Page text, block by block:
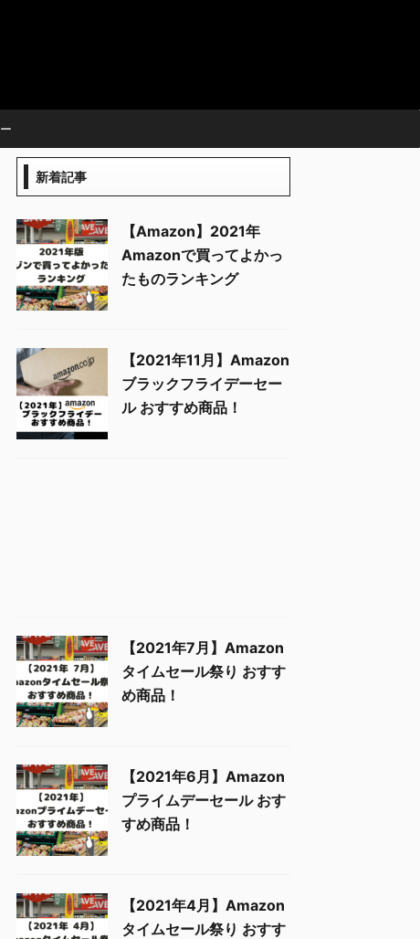
新着記事
【Amazon】2021年
Amazonで買ってよかっ
たものランキング
【2021年11月】Amazon
ブラックフライデーセー
ル おすすめ商品！
【2021年7月】Amazon
タイムセール祭り おすす
め商品！
【2021年6月】Amazon
プライムデーセール おす
すめ商品！
【2021年4月】Amazon
タイムセール祭り おすす